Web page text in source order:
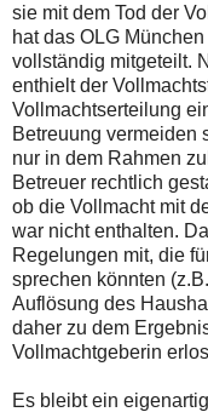
sie mit dem Tod der
hat das OLG
vollständig mitgeteilt.
enthielt der
Vollmachtserteilung
Betreuung vermeiden
nur in dem Rahmen
Betreuer rechtlich
ob die Vollmacht mit
war nicht enthalten.
Regelungen mit, die
sprechen könnten
Auflösung des
daher zu dem
Vollmachtgeberin
Es bleibt ein